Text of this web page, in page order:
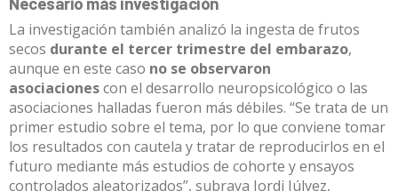
La investigación también analizó la ingesta de frutos
secos durante el tercer trimestre del embarazo,
aunque en este caso no se observaron
asociacionescon el desarrollo neuropsicológico o las
asociaciones halladas fueron más débiles. “Se trata de un
primer estudio sobre el tema, por lo que conviene tomar
los resultados con cautela y tratar de reproducirlos en el
futuro mediante más estudios de cohorte y ensayos
controlados aleatorizados”, subraya Jordi Júlvez,